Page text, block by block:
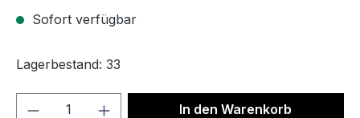
Sofort verfügbar
Lagerbestand: 33
Produkt Anzahl: Gib denIn den Warenkorb